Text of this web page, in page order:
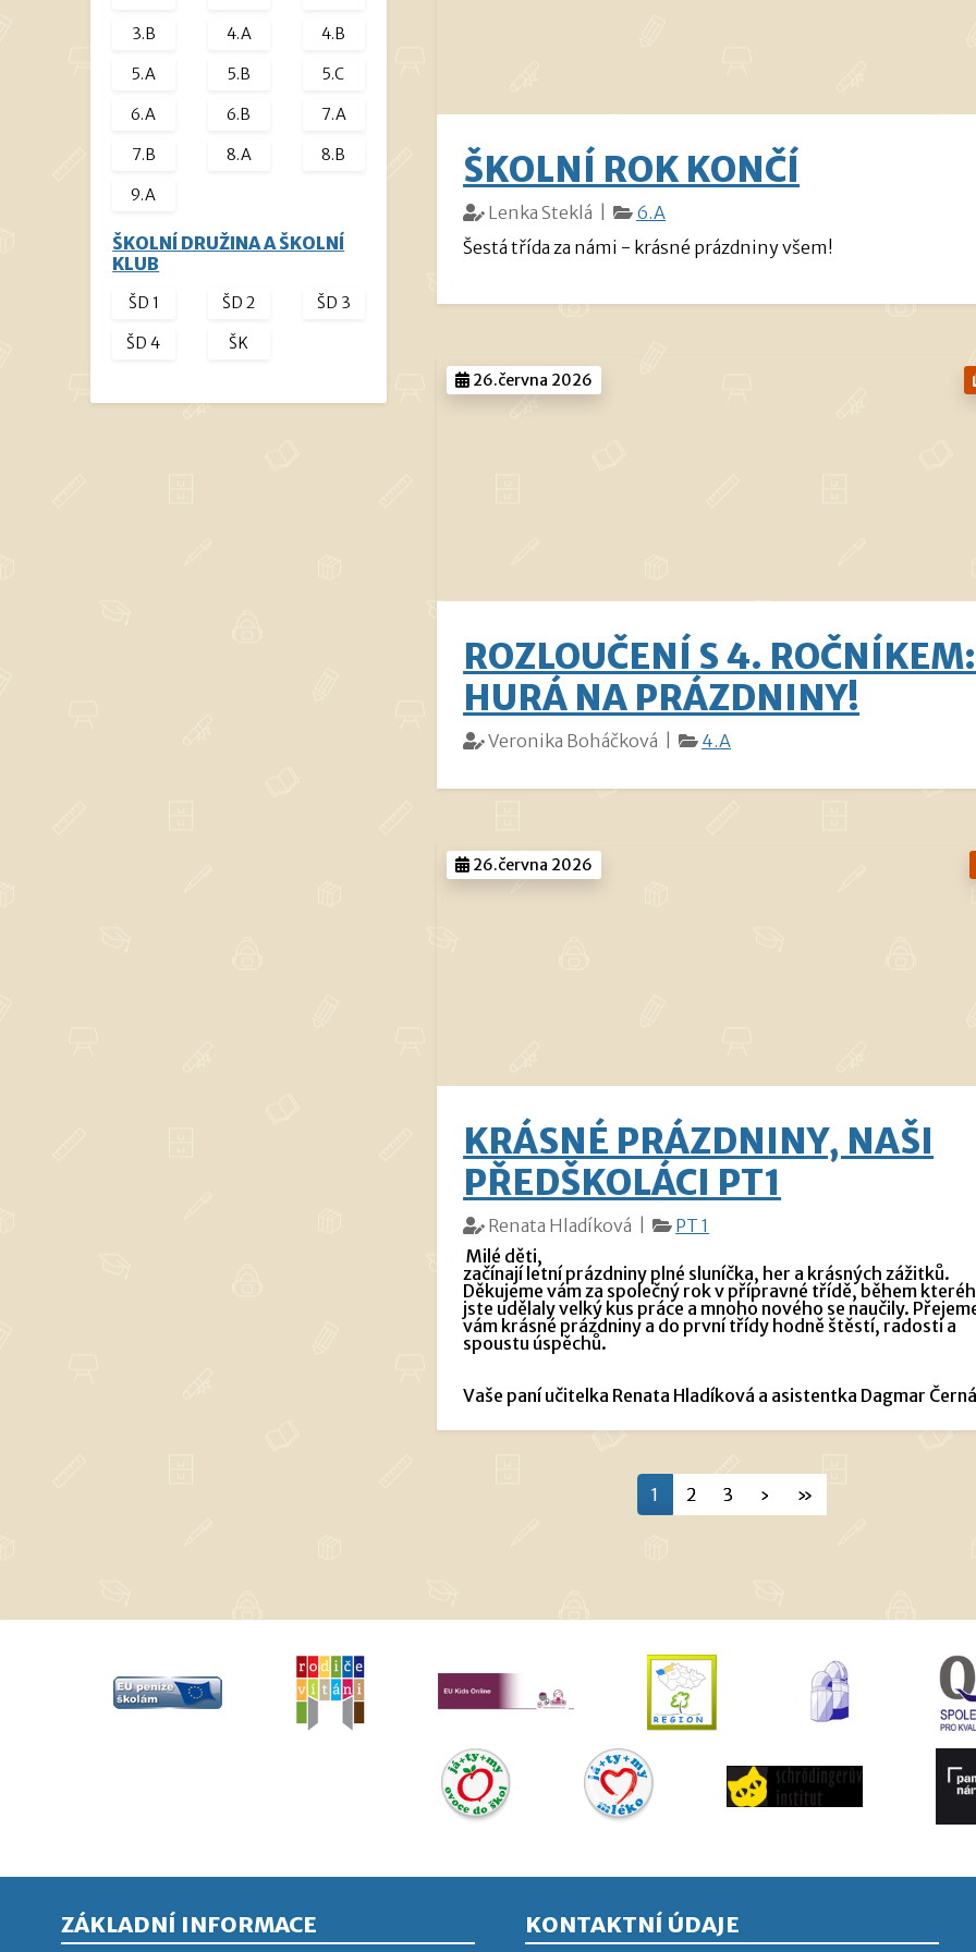
ŠKOLNÍ ROK KONČÍ
Lenka Steklá |
6.A
Šestá třída za námi - krásné prázdniny všem!
26.června 2026
ROZLOUČENÍ S 4. ROČNÍKEM:
HURÁ NA PRÁZDNINY!
Veronika Boháčková | 4.A
26.června 2026
KRÁSNÉ PRÁZDNINY, NAŠI
PŘEDŠKOLÁCI PT1
Renata Hladíková |
PT 1
Milé děti,
začínají letní prázdniny plné sluníčka, her a krásných zážitků.
Děkujeme vám za společný rok v přípravné třídě, během
jste udělaly velký kus práce a mnoho nového se naučily.
vám krásné prázdniny a do první třídy hodně štěstí, radosti a
spoustu úspěchů.
Vaše paní učitelka Renata Hladíková a asistentka Dagmar
1 2 3 › »
3.B 4.A 4.B
5.A 5.B 5.C
6.A 6.B 7.A
7.B 8.A 8.B
9.A
ŠKOLNÍ DRUŽINA A ŠKOLNÍ
KLUB
ŠD 1 ŠD 2 ŠD 3
ŠD 4 ŠK
ZÁKLADNÍ INFORMACE KONTAKTNÍ ÚDAJE